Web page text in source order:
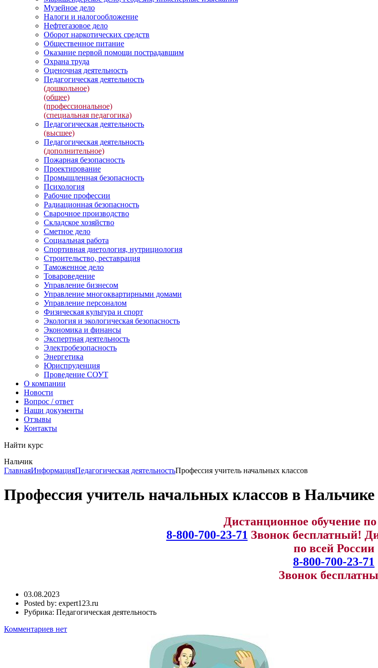
Музейное дело
Налоги и налогообложение
Нефтегазовое дело
Оборот наркотических средств
Общественное питание
Оказание первой помощи пострадавшим
Охрана труда
Оценочная деятельность
Педагогическая деятельность
(дошкольное)
(общее)
(профессиональное)
(специальная педагогика)
Педагогическая деятельность
(высшее)
Педагогическая деятельность
(дополнительное)
Пожарная безопасность
Проектирование
Промышленная безопасность
Психология
Рабочие профессии
Радиационная безопасность
Сварочное производство
Складское хозяйство
Сметное дело
Социальная работа
Спортивная диетология, нутрициология
Строительство, реставрация
Таможенное дело
Товароведение
Управление бизнесом
Управление многоквартирными домами
Управление персоналом
Физическая культура и спорт
Экология и экологическая безопасность
Экономика и финансы
Экспертная деятельность
Электробезопасность
Энергетика
Юриспруденция
Проведение СОУТ
О компании
Новости
Вопрос / ответ
Наши документы
Отзывы
Контакты
Найти курс
Нальчик
ГлавнаяИнформацияПедагогическая деятельностьПрофессия учитель начальных классов
Профессия учитель начальных классов в Нальчике
Дистанционное обучение
8-800-700-23-71 Звонок бесплатный!
по всей России
8-800-700-23-71
Звонок
03.08.2023
Posted by: expert123.ru
Рубрика: Педагогическая деятельность
Комментариев нет